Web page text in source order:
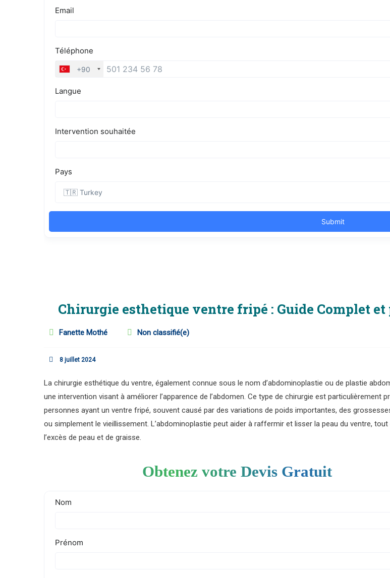
Chirurgie esthetique ventre fripé : Guide Complet
Fanette Mothé Non classifié(e)
8 juillet 2024
La chirurgie esthétique du ventre, également connue sous le nom d’abdominoplastie ou de plastie
une intervention visant à améliorer l’apparence de l’abdomen. Ce type de chirurgie est particulièrement
personnes ayant un ventre fripé, souvent causé par des variations de poids importantes, des
ou simplement le vieillissement. L’abdominoplastie peut aider à raffermir et lisser la peau du ventre,
l’excès de peau et de graisse.
Obtenez votre Devis Gratuit